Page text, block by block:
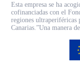
Esta empresa se ha
cofinanciadas con el
regiones ultraperiféricas
Canarias.”Una manera